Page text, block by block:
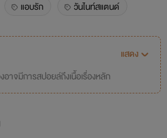
แอบรัก วันไนท์สแตนด์
แสดง
อาจมีการสปอยล์ถึงเนื้อเรื่องหลัก